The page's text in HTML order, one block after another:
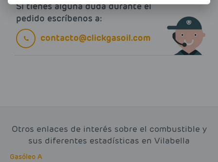
Si tienes alguna duda durante el
pedido escríbenos a:
contacto@clickgasoil.com
Otros enlaces de interés sobre el combustible y
sus diferentes estadísticas en Vilabella
Gasóleo A